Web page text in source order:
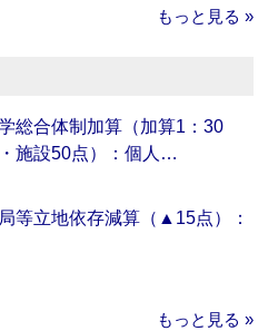
もっと見る »
総合体制加算（加算1：30
施設50点）：個人…
等立地依存減算（▲15点）：
もっと見る »